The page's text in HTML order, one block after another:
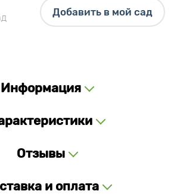
Добавить в мой сад
Информация
Отзывы
и оплата